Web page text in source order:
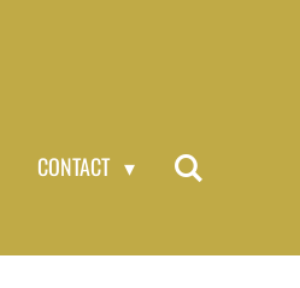
CONTACT